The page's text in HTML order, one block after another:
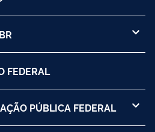
FEDERAL
PÚBLICA FEDERAL